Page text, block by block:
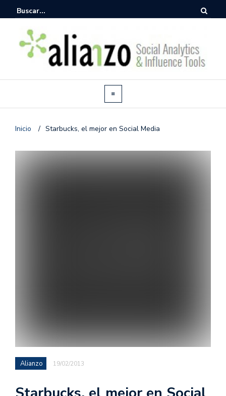
Inicio / Starbucks, el mejor en Social Media
Alianzo 19/02/2013